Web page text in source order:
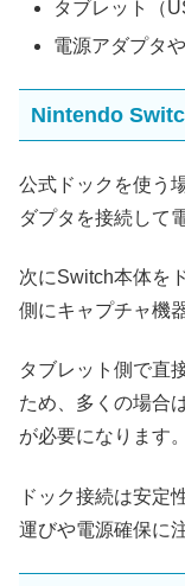
タブレット（
電源アダプタ
Nintendo
公式ドックを使う
ダプタを接続して
次にSwitch本体を
側にキャプチャ機
タブレット側で直
ため、多くの場合
が必要になります。
ドック接続は安定
運びや電源確保に